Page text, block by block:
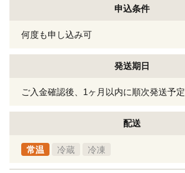
申込条件
何度も申し込み可
発送期日
ご入金確認後、1ヶ月以内に順次発送予定
配送
常温 冷蔵 冷凍